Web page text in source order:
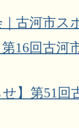
古河市ス
第16回古
せ】第51